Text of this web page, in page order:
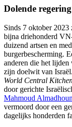
Dolende regering
Sinds 7 oktober
bijna driehonderd
duizend artsen en
burgerbescherming.
anderen die het
zijn doelwit van
World Central
door gerichte
Mahmoud Almadhoun
vermoord door een
dagelijks honderden